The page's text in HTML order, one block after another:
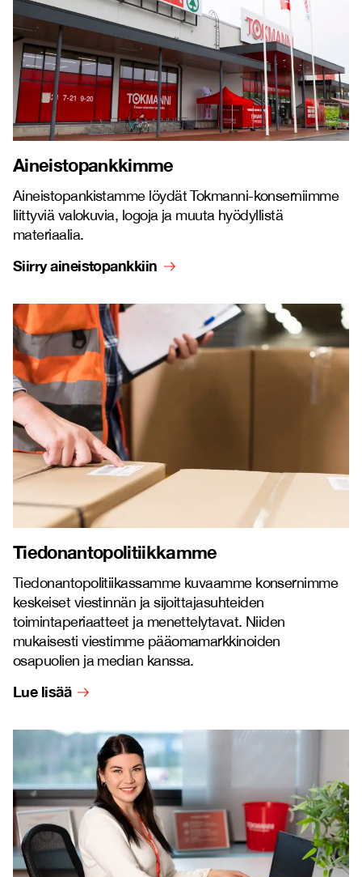
Aineistopankkimme
Aineistopankistamme löydät Tokmanni-konserniimme
liittyviä valokuvia, logoja ja muuta hyödyllistä
materiaalia.
Siirry aineistopankkiin
Tiedonantopolitiikkamme
Tiedonantopolitiikassamme kuvaamme konsernimme
keskeiset viestinnän ja sijoittajasuhteiden
toimintaperiaatteet ja menettelytavat. Niiden
mukaisesti viestimme pääomamarkkinoiden
osapuolien ja median kanssa.
Lue lisää